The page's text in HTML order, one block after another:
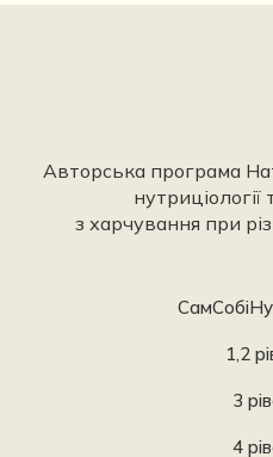
Авторська програма
нутриціології
з харчування при
1,2
3
4